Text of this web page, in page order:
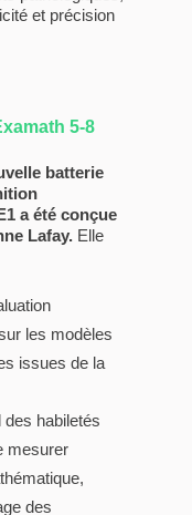
et précision
5-8
batterie
a été conçue
Lafay. Elle
les modèles
issues de la
habiletés
mesurer
des